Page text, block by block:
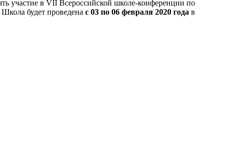
участие в VII Всероссийской школе-конференции по
будет проведена с 03 по 06 февраля 2020 года в